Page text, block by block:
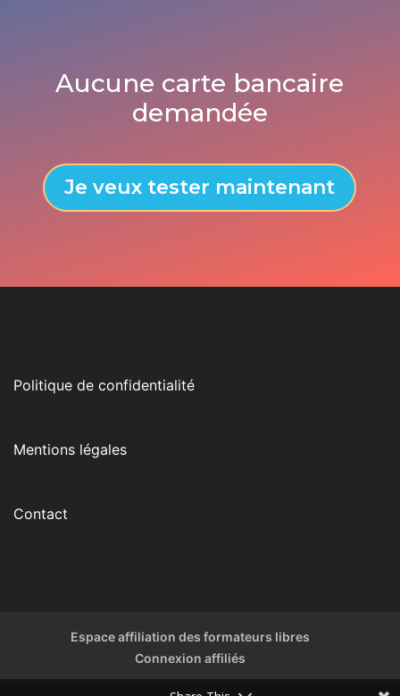
Aucune carte bancaire
demandée
Je veux tester maintenant
Politique de confidentialité
Mentions légales
Contact
Espace affiliation des formateurs libres
Connexion affiliés